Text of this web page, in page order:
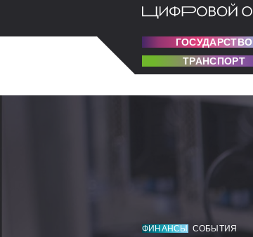
ГОСУДАРСТВО
ТРАНСПОРТ
ФИНАНСЫ СОБЫТИЯ